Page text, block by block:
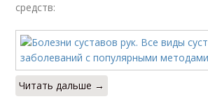
средств:
Читать дальше →